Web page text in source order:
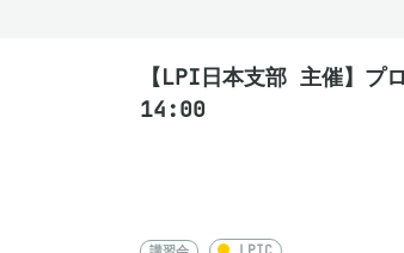
【LPI日本支部 主催】
14:00